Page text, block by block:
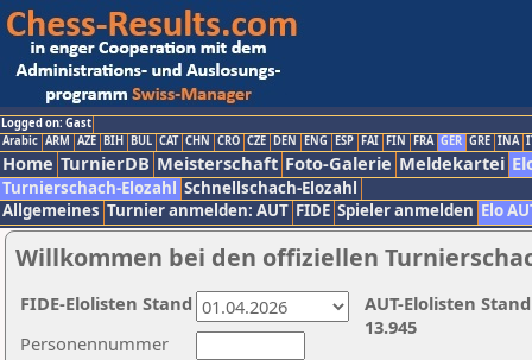
Logged on: Gast
Arabic ARM AZE BIH BUL CAT CHN CRO CZE DEN ENG ESP FAI FIN FRA GER GRE INA
Home TurnierDB Meisterschaft Foto-Galerie Meldekartei
Turnierschach-Elozahl Schnellschach-Elozahl
Allgemeines Turnier anmelden: AUT FIDE Spieler anmelden Elo
Willkommen bei den offiziellen
Personennummer
AUT-Elolisten
13.945
FIDE-Elolisten Stand